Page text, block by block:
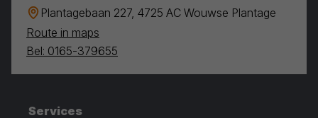
Plantagebaan 227, 4725 AC Wouwse Plantage
Route in maps
Bel: 0165-379655
Services